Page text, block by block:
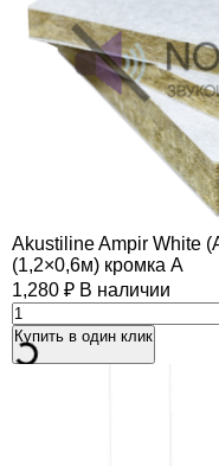
Akustiline Ampir White
(1,2×0,6м) кромка А
1,280 ₽ В наличии
Купить в один клик